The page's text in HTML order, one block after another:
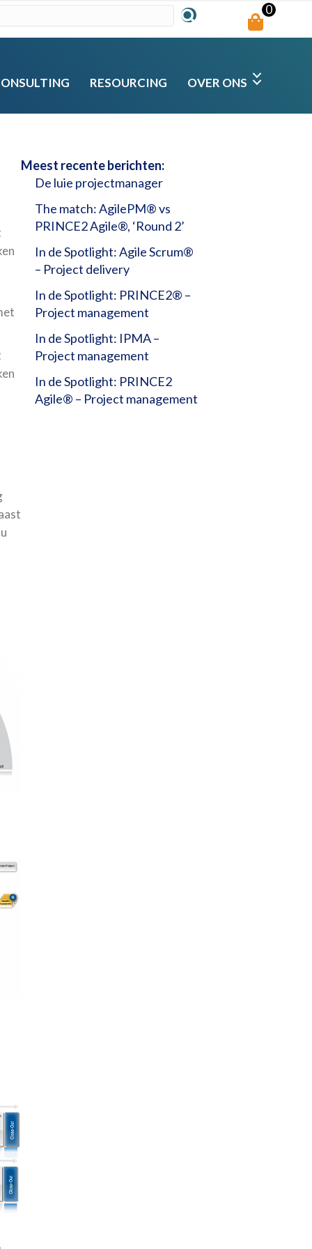
0
RESOURCING OVER ONS
Meest recente berichten:
De luie projectmanager
The match: AgilePM® vs
PRINCE2 Agile®, ‘Round 2’
In de Spotlight: Agile Scrum®
– Project delivery
In de Spotlight: PRINCE2® –
Project management
In de Spotlight: IPMA –
Project management
In de Spotlight: PRINCE2
Agile® – Project management